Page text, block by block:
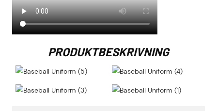
PRODUKTBESKRIVNING